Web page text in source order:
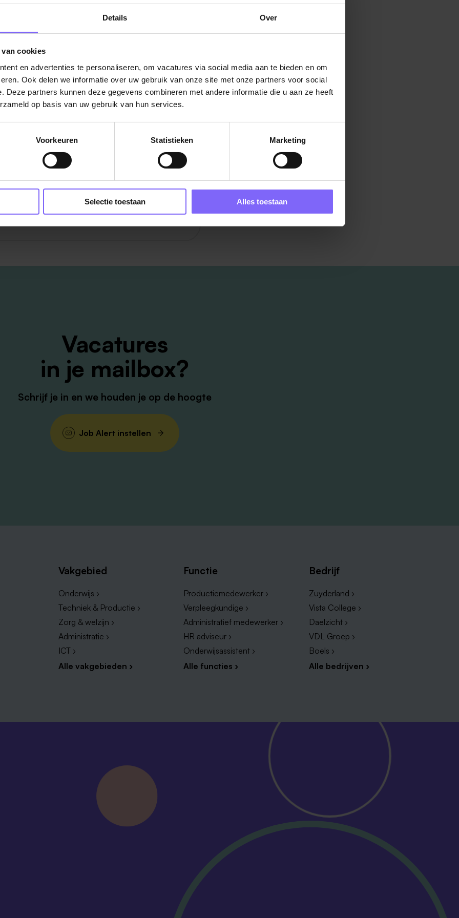
Details Over
cookies
en advertenties te personaliseren, om vacatures via social media aan te bieden en om
Ook delen we informatie over uw gebruik van onze site met onze partners voor social
Deze partners kunnen deze gegevens combineren met andere informatie die u aan ze heeft
op basis van uw gebruik van hun services.
Voorkeuren Statistieken Marketing
Selectie toestaan Alles toestaan
en €3.864,43 bruto per maand op basis
en, indien van toepassing, een
en 60%
korting op leuke uitjes en activiteiten
(bij)scholing en jouw eigen ideeën
maakt voor cliënten en de zorg van
waarvoor je geen inschrijving nodig hebt.
ruimte voor eigen inbreng (sterker nog, dit
cliënten en om bij te dragen aan de
Vacatures
in je mailbox?
Schrijf je in en we houden je op de hoogte
Job Alert instellen
Vakgebied
Onderwijs ›
Techniek & Productie ›
Zorg & welzijn ›
Administratie ›
ICT ›
Alle vakgebieden ›
Functie
Productiemedewerker ›
Verpleegkundige ›
Administratief medewerker ›
HR adviseur ›
Onderwijsassistent ›
Alle functies ›
Bedrijf
Zuyderland ›
Vista College ›
Daelzicht ›
VDL Groep ›
Boels ›
Alle bedrijven ›